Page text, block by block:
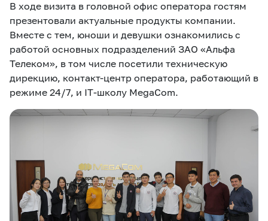
Партнерам
Карта офисов и
покрытие
MegaTV MegaPay MegaKassa
В ходе визита в головной офис оператора гостям
презентовали актуальные продукты компании.
Вместе с тем, юноши и девушки ознакомились с
работой основных подразделений ЗАО «Альфа
Телеком», в том числе посетили техническую
дирекцию, контакт-центр оператора, работающий в
режиме 24/7, и IT-школу MegaCom.